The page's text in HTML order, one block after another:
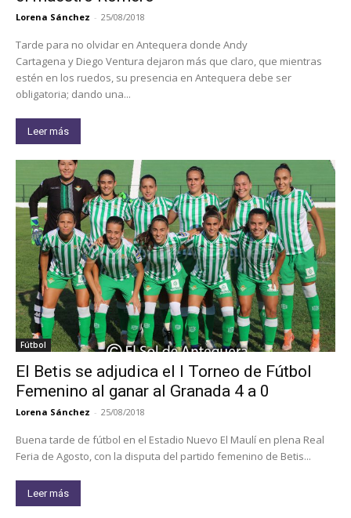
Lorena Sánchez - 25/08/2018
Tarde para no olvidar en Antequera donde Andy
Cartagena y Diego Ventura dejaron más que claro, que mientras
estén en los ruedos, su presencia en Antequera debe ser
obligatoria; dando una...
Leer más
Fútbol
El Betis se adjudica el I Torneo de Fútbol
Femenino al ganar al Granada 4 a 0
Lorena Sánchez - 25/08/2018
Buena tarde de fútbol en el Estadio Nuevo El Maulí en plena Real
Feria de Agosto, con la disputa del partido femenino de Betis...
Leer más